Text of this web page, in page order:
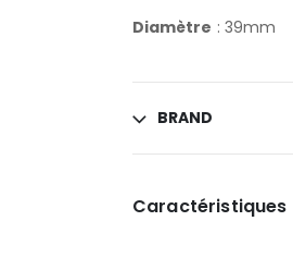
Diamètre : 39mm
BRAND
Caractéristiques